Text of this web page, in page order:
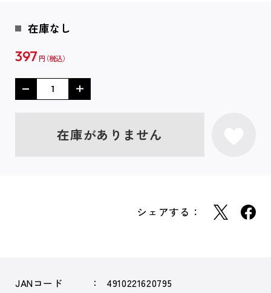
在庫なし
397 円
在庫がありません
シェアする：
JANコード
4910221620795